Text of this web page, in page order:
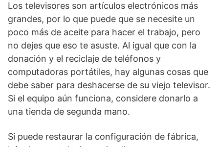
Los televisores son artículos electrónicos más
grandes, por lo que puede que se necesite un
poco más de aceite para hacer el trabajo, pero
no dejes que eso te asuste. Al igual que con la
donación y el reciclaje de teléfonos y
computadoras portátiles, hay algunas cosas que
debe saber para deshacerse de su viejo televisor.
Si el equipo aún funciona, considere donarlo a
una tienda de segunda mano.
Si puede restaurar la configuración de fábrica,